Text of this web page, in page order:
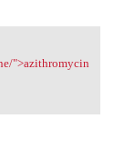
">azithromycin